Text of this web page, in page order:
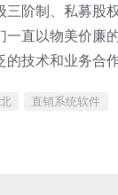
三阶制、私募股
一直以物美价廉
技术和业务合
直销系统软件